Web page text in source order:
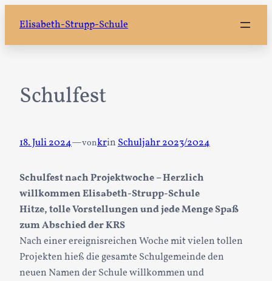
Inhalt
springen
Elisabeth-Strupp-Schule
Schulfest
18. Juli 2024—vonkrin Schuljahr 2023/2024
Schulfest nach Projektwoche – Herzlich
willkommen Elisabeth-Strupp-Schule
Hitze, tolle Vorstellungen und jede Menge Spaß
zum Abschied der KRS
Nach einer ereignisreichen Woche mit vielen tollen
Projekten hieß die gesamte Schulgemeinde den
neuen Namen der Schule willkommen und